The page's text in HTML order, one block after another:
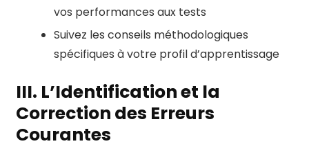
vos performances aux tests
Suivez les conseils méthodologiques
spécifiques à votre profil d’apprentissage
III. L’Identification et la
Correction des Erreurs
Courantes